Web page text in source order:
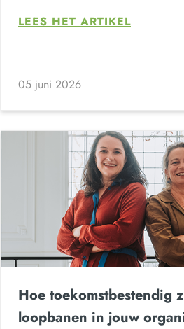
LEES HET ARTIKEL
05 juni 2026
Hoe toekomstbestendig
loopbanen in jouw